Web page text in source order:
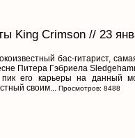
King Crimson // 23
бас-гитарист,
Питера Гэбриела
пик его карьеры на данный
своим... Просмотров: 8488